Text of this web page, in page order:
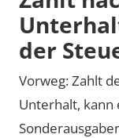
der
Vorweg: Zahlt
Unterhalt, kann